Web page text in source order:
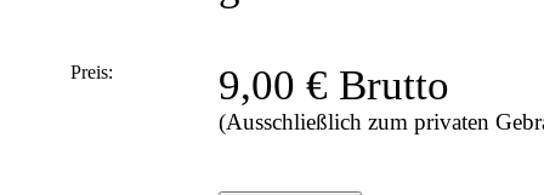
Preis: 9,00 € Brutto
(Ausschließlich zum privaten